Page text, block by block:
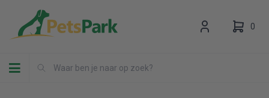
Toggle navigation
0